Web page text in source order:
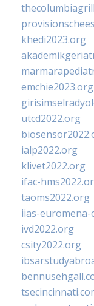
khedi2023.org
emchie2023.org
utcd2022.org
ialp2022.org
klivet2022.org
ifac-
taoms2022.org
iias-
ivd2022.org
csity2022.org